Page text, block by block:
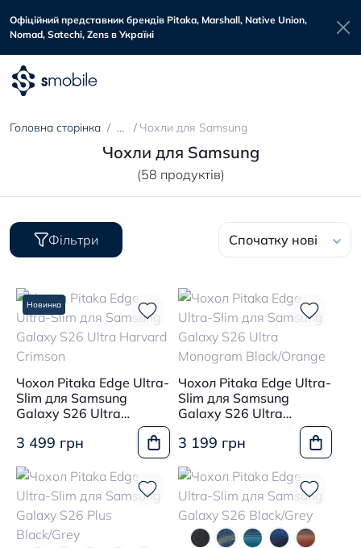
Офіційний представник брендів Pitaka, Marshall, Native Union,
Nomad, Satechi, Zens в Україні
Головна сторінка Чохли для Samsung
Чохли для Samsung
(58 продуктів)
Фільтри Спочатку нові
Новинка
Чохол Pitaka Edge Ultra-
Slim для Samsung
Galaxy S26 Ultra
3 499 грн
Чохол Pitaka Edge Ultra-
Slim для Samsung
Galaxy S26 Ultra
Monogram Black/Orange
3 199 грн